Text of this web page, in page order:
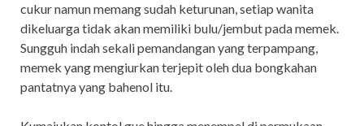
cukur namun memang sudah keturunan, setiap wanita
dikeluarga tidak akan memiliki bulu/jembut pada memek.
Sungguh indah sekali pemandangan yang terpampang,
memek yang mengiurkan terjepit oleh dua bongkahan
pantatnya yang bahenol itu.